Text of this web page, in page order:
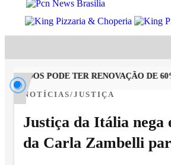
PODE TER RENOVAÇÃO DE 60%
NOTÍCIAS/JUSTIÇA
Justiça da Itália nega
da Carla Zambelli